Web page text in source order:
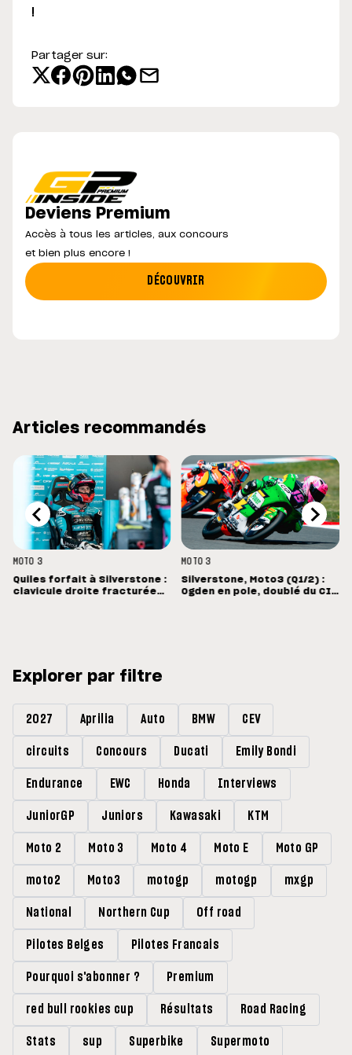
!
Partager sur:
Deviens Premium
Accès à tous les articles, aux concours
et bien plus encore !
DÉCOUVRIR
Articles recommandés
MOTO 3
Quiles forfait à Silverstone :
clavicule droite fracturée
MOTO 3
Silverstone, Moto3 (Q1/2) :
Ogden en pole, doublé du CIP
Explorer par filtre
2027 Aprilia Auto BMW CEV
circuits Concours Ducati Emily Bondi
Endurance EWC Honda Interviews
JuniorGP Juniors Kawasaki KTM
Moto 2 Moto 3 Moto 4 Moto E Moto GP
moto2 Moto3 motogp motogp mxgp
National Northern Cup Off road
Pilotes Belges Pilotes Francais
Pourquoi s'abonner ? Premium
red bull rookies cup Résultats Road Racing
Stats sup Superbike Supermoto